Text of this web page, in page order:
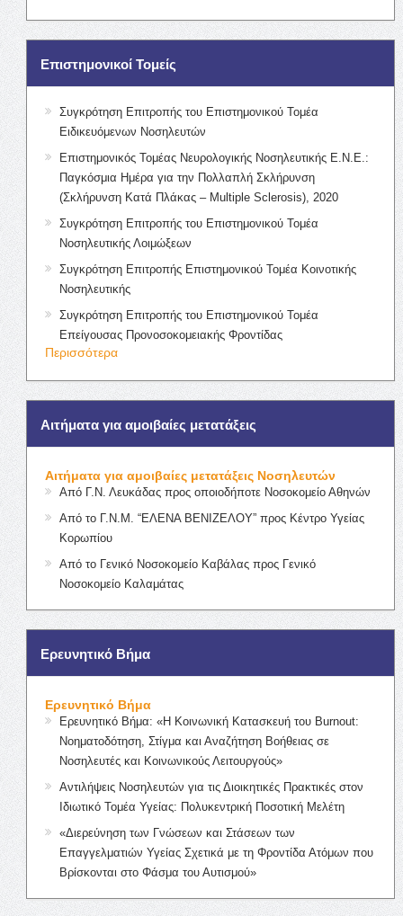
Επιστημονικοί Τομείς
Συγκρότηση Επιτροπής του Επιστημονικού Τομέα
Ειδικευόμενων Νοσηλευτών
Επιστημονικός Τομέας Νευρολογικής Νοσηλευτικής Ε.Ν.Ε.:
Παγκόσμια Ημέρα για την Πολλαπλή Σκλήρυνση
(Σκλήρυνση Κατά Πλάκας – Multiple Sclerosis), 2020
Συγκρότηση Επιτροπής του Επιστημονικού Τομέα
Νοσηλευτικής Λοιμώξεων
Συγκρότηση Επιτροπής Επιστημονικού Τομέα Κοινοτικής
Νοσηλευτικής
Συγκρότηση Επιτροπής του Επιστημονικού Τομέα
Επείγουσας Προνοσοκομειακής Φροντίδας
Περισσότερα
Αιτήματα για αμοιβαίες μετατάξεις
Αιτήματα για αμοιβαίες μετατάξεις Νοσηλευτών
Από Γ.Ν. Λευκάδας προς οποιοδήποτε Νοσοκομείο Αθηνών
Από το Γ.Ν.Μ. “ΕΛΕΝΑ ΒΕΝΙΖΕΛΟΥ” προς Κέντρο Υγείας
Κορωπίου
Από το Γενικό Νοσοκομείο Καβάλας προς Γενικό
Νοσοκομείο Καλαμάτας
Ερευνητικό Βήμα
Ερευνητικό Βήμα
Ερευνητικό Βήμα: «Η Κοινωνική Κατασκευή του Burnout:
Νοηματοδότηση, Στίγμα και Αναζήτηση Βοήθειας σε
Νοσηλευτές και Κοινωνικούς Λειτουργούς»
Αντιλήψεις Νοσηλευτών για τις Διοικητικές Πρακτικές στον
Ιδιωτικό Τομέα Υγείας: Πολυκεντρική Ποσοτική Μελέτη
«Διερεύνηση των Γνώσεων και Στάσεων των
Επαγγελματιών Υγείας Σχετικά με τη Φροντίδα Ατόμων που
Βρίσκονται στο Φάσμα του Αυτισμού»